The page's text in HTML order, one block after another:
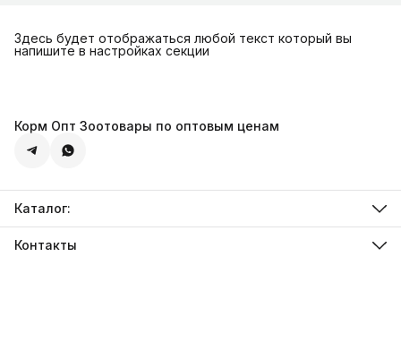
Здесь будет отображаться любой текст который вы
напишите в настройках секции
Корм Опт Зоотовары по оптовым ценам
Каталог:
Ветеринарная диета
Грызунам и Птицам
Контакты